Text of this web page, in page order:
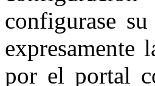
configurase
expresamente
por el portal